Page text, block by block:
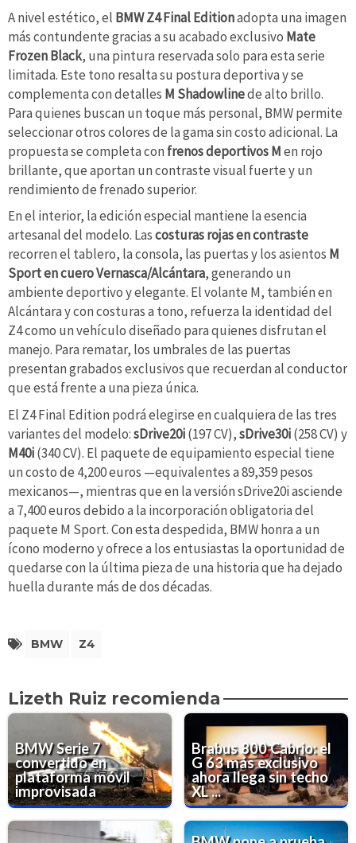
A nivel estético, el BMW Z4 Final Editionadopta una imagen
más contundente gracias a su acabado exclusivo Mate
Frozen Black, una pintura reservada solo para esta serie
limitada. Este tono resalta su postura deportiva y se
complementa con detalles M Shadowlinede alto brillo.
Para quienes buscan un toque más personal, BMW permite
seleccionar otros colores de la gama sin costo adicional. La
propuesta se completa con frenos deportivos Men rojo
brillante, que aportan un contraste visual fuerte y un
rendimiento de frenado superior.
En el interior, la edición especial mantiene la esencia
artesanal del modelo. Lascosturas rojas en contraste
recorren el tablero, la consola, las puertas y los asientos M
Sport en cuero Vernasca/Alcántara, generando un
ambiente deportivo y elegante. El volante M, también en
Alcántara y con costuras a tono, refuerza la identidad del
Z4 como un vehículo diseñado para quienes disfrutan el
manejo. Para rematar, los umbrales de las puertas
presentan grabados exclusivos que recuerdan al conductor
que está frente a una pieza única.
El Z4 Final Edition podrá elegirse en cualquiera de las tres
variantes del modelo:sDrive20i(197 CV),sDrive30i(258 CV) y
M40i(340 CV). El paquete de equipamiento especial tiene
un costo de 4,200 euros —equivalentes a 89,359 pesos
mexicanos—, mientras que en la versión sDrive20i asciende
a 7,400 euros debido a la incorporación obligatoria del
paquete M Sport. Con esta despedida, BMW honra a un
ícono moderno y ofrece a los entusiastas la oportunidad de
quedarse con la última pieza de una historia que ha dejado
huella durante más de dos décadas.
BMW Z4
Lizeth Ruiz recomienda
BMW Serie 7
convertido en
plataforma móvil
improvisada
Brabus 800 Cabrio: el
G 63 más exclusivo
ahora llega sin techo
XL ...